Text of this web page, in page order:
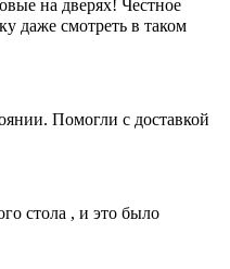
на дверях! Честное
даже смотреть в таком
Помогли с доставкой
стола , и это было